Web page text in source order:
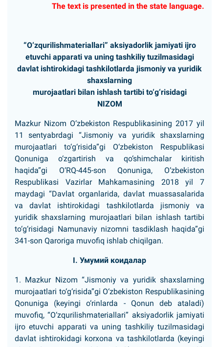
The text is presented in the state language.
“O‘zqurilishmateriallari” aksiyadorlik jamiyati ijro
etuvchi apparati va uning tashkiliy tuzilmasidagi
davlat ishtirokidagi tashkilotlarda jismoniy va yuridik
shaxslarning
murojaatlari bilan ishlash tartibi to‘g‘risidagi
NIZOM
Mazkur Nizom O‘zbekiston Respublikasining 2017 yil
11 sentyabrdagi “Jismoniy va yuridik shaxslarning
murojaatlari to‘g‘risida”gi O‘zbekiston Respublikasi
Qonuniga o‘zgartirish va qo‘shimchalar kiritish
haqida”gi O‘RQ-445-son Qonuniga, O‘zbekiston
Respublikasi Vazirlar Mahkamasining 2018 yil 7
maydagi “Davlat organlarida, davlat muassasalarida
va davlat ishtirokidagi tashkilotlarda jismoniy va
yuridik shaxslarning murojaatlari bilan ishlash tartibi
to‘g‘risidagi Namunaviy nizomni tasdiklash haqida”gi
341-son Qaroriga muvofiq ishlab chiqilgan.
I. Умумий коидалар
1. Mazkur Nizom “Jismoniy va yuridik shaxslarning
murojaatlari to‘g‘risida”gi O‘zbekiston Respublikasining
Qonuniga (keyingi o‘rinlarda - Qonun deb ataladi)
muvofiq, “O‘zqurilishmateriallari” aksiyadorlik jamiyati
ijro etuvchi apparati va uning tashkiliy tuzilmasidagi
davlat ishtirokidagi korxona va tashkilotlarda (keyingi